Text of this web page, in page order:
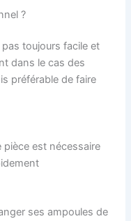
?
pas toujours facile et
dans le cas des
préférable de faire
pièce est nécessaire
ses ampoules de